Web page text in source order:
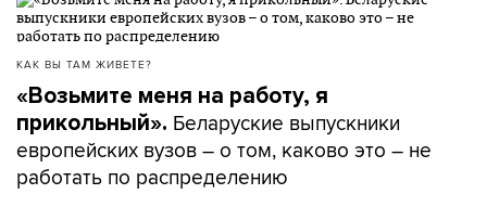
КАК ВЫ ТАМ ЖИВЕТЕ?
«Возьмите меня на работу, я
прикольный». Беларуские выпускники
европейских вузов – о том, каково это – не
работать по распределению